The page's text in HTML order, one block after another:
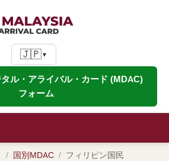
🇯🇵▼
ル・アライバル・カード (MDAC)
フォーム
国別MDAC フィリピン国民